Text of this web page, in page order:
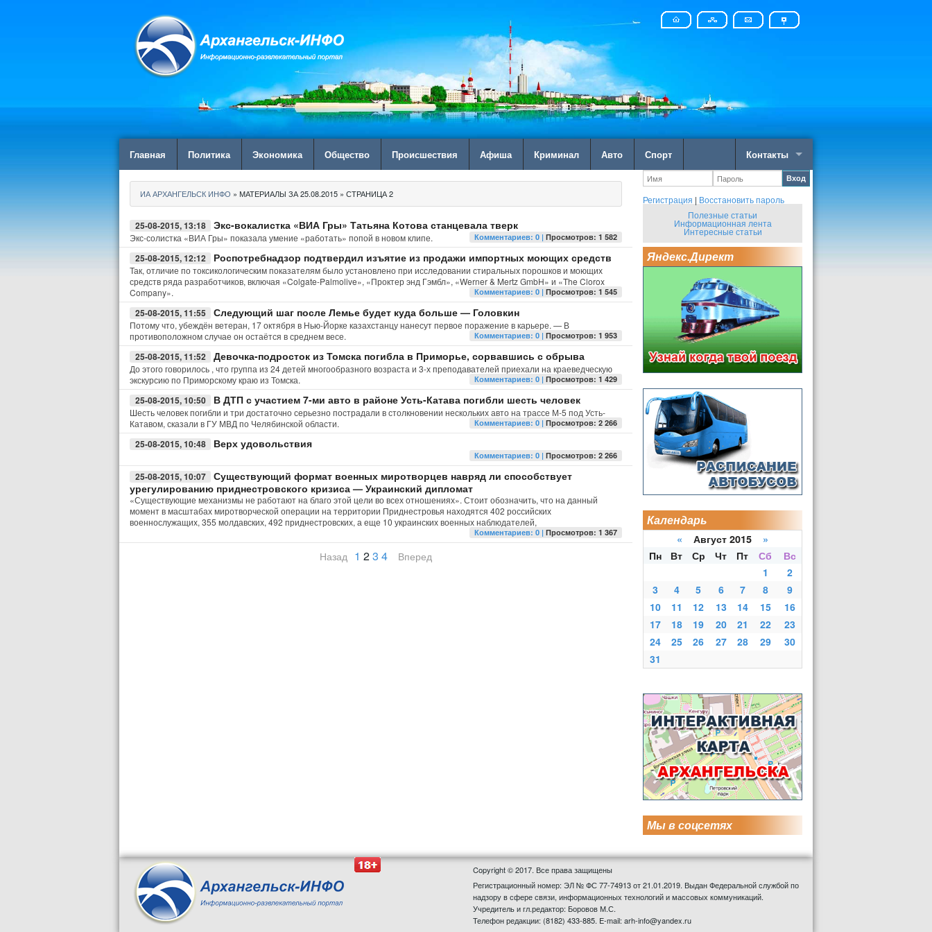
Главная Политика Экономика Общество Происшествия Афиша Криминал Авто Спорт Контакты
ИА АРХАНГЕЛЬСК ИНФО » МАТЕРИАЛЫ ЗА 25.08.2015 » СТРАНИЦА 2
25-08-2015, 13:18 Экс-вокалистка «ВИА Гры» Татьяна Котова станцевала тверк
Экс-солистка «ВИА Гры» показала умение «работать» попой в новом клипе. Комментариев: 0 |Просмотров: 1 582
25-08-2015, 12:12 Роспотребнадзор подтвердил изъятие из продажи импортных моющих средств
Так, отличие по токсикологическим показателям было установлено при исследовании стиральных порошков и моющих
средств ряда разработчиков, включая «Colgate-Palmolive», «Проктер энд Гэмбл», «Werner & Mertz GmbH» и «The Clorox
Company».
Комментариев: 0 |Просмотров: 1 545
25-08-2015, 11:55 Следующий шаг после Лемье будет куда больше — Головкин
Потому что, убеждён ветеран, 17 октября в Нью-Йорке казахстанцу нанесут первое поражение в карьере. — В
противоположном случае он остаётся в среднем весе.
Комментариев: 0 |Просмотров: 1 953
25-08-2015, 11:52 Девочка-подросток из Томска погибла в Приморье, сорвавшись с обрыва
До этого говорилось , что группа из 24 детей многообразного возраста и 3-х преподавателей приехали на краеведческую
экскурсию по Приморскому краю из Томска.
Комментариев: 0 |Просмотров: 1 429
25-08-2015, 10:50 В ДТП с участием 7-ми авто в районе Усть-Катава погибли шесть человек
Шесть человек погибли и три достаточно серьезно пострадали в столкновении нескольких авто на трассе М-5 под Усть-
Катавом, сказали в ГУ МВД по Челябинской области.
Комментариев: 0 |Просмотров: 2 266
25-08-2015, 10:48 Верх удовольствия
Комментариев: 0 |Просмотров: 2 266
25-08-2015, 10:07
Существующий формат военных миротворцев навряд ли способствует
урегулированию приднестровского кризиса — Украинский дипломат
«Существующие механизмы не работают на благо этой цели во всех отношениях». Стоит обозначить, что на данный
момент в масштабах миротворческой операции на территории Приднестровья находятся 402 российских
военнослужащих, 355 молдавских, 492 приднестровских, а еще 10 украинских военных наблюдателей,
Комментариев: 0 |Просмотров: 1 367
Назад 1 23 4 Вперед
Вход
Регистрация | Восстановить пароль
Полезные статьи
Информационная лента
Интересные статьи
Яндекс.Директ
Календарь
« Август 2015 »
Пн
Вт Ср Чт Пт Сб
Вс
1
2
3
4 5 6 7 8
9
10
11 12 13 14 15
16
17
18 19 20 21 22
23
24
25 26 27 28 29
30
31
Мы в соцсетях
Copyright © 2017. Все права защищены
Регистрационный номер: ЭЛ № ФС 77-74913 от 21.01.2019. Выдан Федеральной службой по
надзору в сфере связи, информационных технологий и массовых коммуникаций.
Учредитель и гл.редактор: Боровов М.С.
Телефон редакции: (8182) 433-885. E-mail: arh-info@yandex.ru